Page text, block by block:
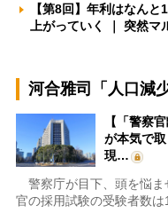
【第8回】年利はなん
上がっていく ｜ 突然
河合雅司「人口減
【「警察
が本気で
現…
警察庁が目下、頭を悩ま
官の採用試験の受験者数